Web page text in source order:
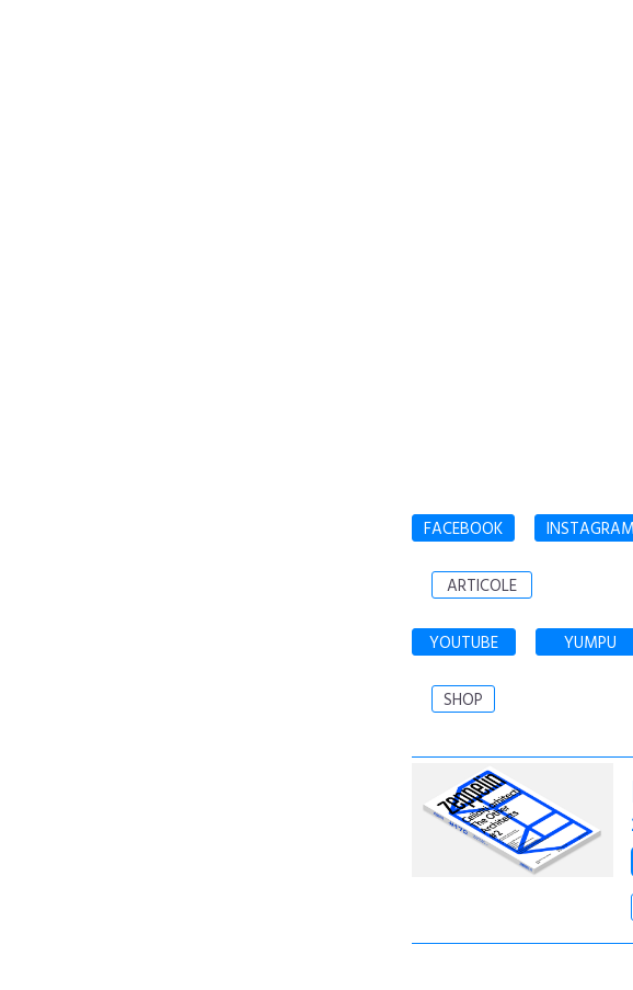
FACEBOOK INSTAGRAM
ARTICOLE
YOUTUBE YUMPU
SHOP